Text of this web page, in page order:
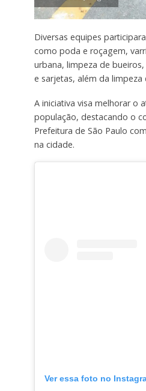
Diversas equipes
como poda e roçagem,
urbana, limpeza de
e sarjetas, além da limpeza
A iniciativa visa melhorar o
população, destacando o
Prefeitura de São Paulo
na cidade.
Ver essa foto no